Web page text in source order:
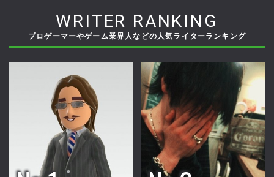
WRITER RANKING
プロゲーマーやゲーム業界人などの人気ライターランキング